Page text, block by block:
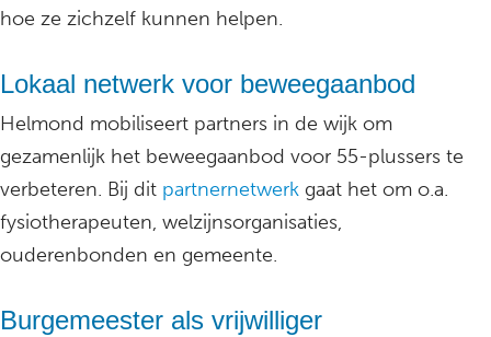
hoe ze zichzelf kunnen helpen.
Lokaal netwerk voor beweegaanbod
Helmond mobiliseert partners in de wijk om
gezamenlijk het beweegaanbod voor 55-plussers te
verbeteren. Bij dit partnernetwerk gaat het om o.a.
fysiotherapeuten, welzijnsorganisaties,
ouderenbonden en gemeente.
Burgemeester als vrijwilliger